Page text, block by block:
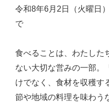
令和8年6月2日（火曜日
で
食べることは、わたした
ない大切な営みの一部。
けでなく、食材を収穫す
節や地域の料理を味わう